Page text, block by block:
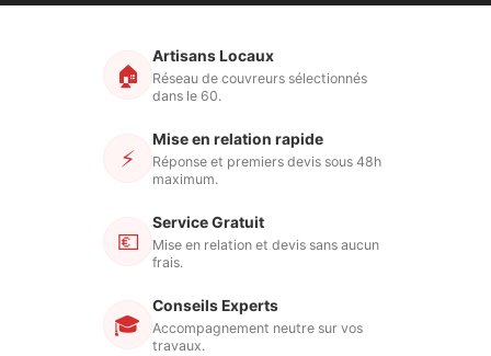
🏠
Artisans Locaux
Réseau de couvreurs sélectionnés
dans le 60.
⚡
Mise en relation rapide
Réponse et premiers devis sous 48h
maximum.
💶
Service Gratuit
Mise en relation et devis sans aucun
frais.
🎓
Conseils Experts
Accompagnement neutre sur vos
travaux.